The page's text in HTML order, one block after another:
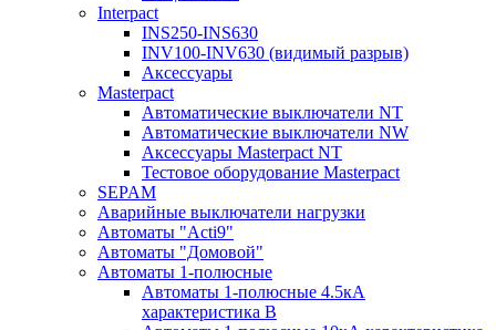
Interpact
INS250-INS630
INV100-INV630 (видимый разрыв)
Аксессуары
Masterpact
Автоматические выключатели NT
Автоматические выключатели NW
Аксессуары Masterpact NT
Тестовое оборудование Masterpact
SEPAM
Аварийные выключатели нагрузки
Автоматы "Acti9"
Автоматы "Домовой"
Автоматы 1-полюсные
Автоматы 1-полюсные 4.5кА
характеристика В